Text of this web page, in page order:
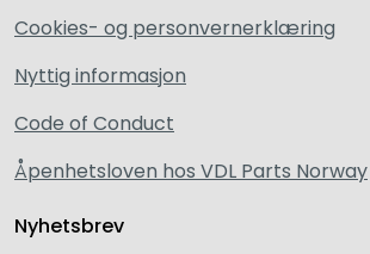
Cookies- og personvernerklæring
Nyttig informasjon
Code of Conduct
Åpenhetsloven hos VDL Parts Norway
Nyhetsbrev